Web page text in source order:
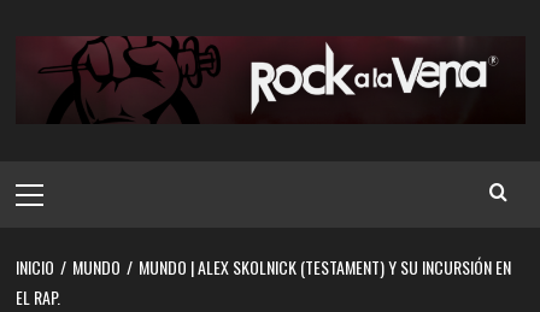
contenido
principal
INICIO MUNDO
MUNDO | ALEX SKOLNICK (TESTAMENT) Y SU INCURSIÓN EN
EL RAP.